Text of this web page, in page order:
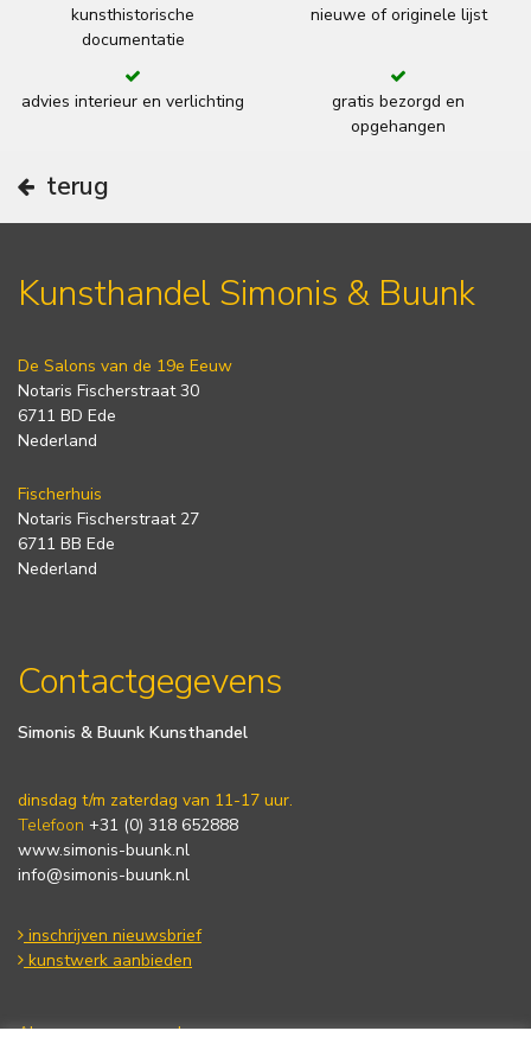
kunsthistorische
documentatie
nieuwe of originele lijst
advies interieur en verlichting
gratis bezorgd en
opgehangen
terug
Kunsthandel Simonis & Buunk
De Salons van de 19e Eeuw
Notaris Fischerstraat 30
6711 BD Ede
Nederland
Fischerhuis
Notaris Fischerstraat 27
6711 BB Ede
Nederland
Contactgegevens
Simonis & Buunk Kunsthandel
dinsdag t/m zaterdag van 11-17 uur.
Telefoon +31 (0) 318 652888
www.simonis-buunk.nl
info@simonis-buunk.nl
inschrijven nieuwsbrief
kunstwerk aanbieden
Algemene voorwaarden